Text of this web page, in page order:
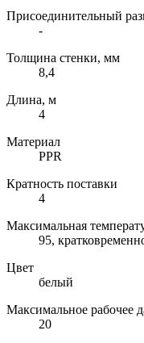
Присоединительный
-
Толщина стенки, мм
8,4
Длина, м
4
Материал
PPR
Кратность поставки
4
Максимальная
95,
Цвет
белый
Максимальное рабочее
20